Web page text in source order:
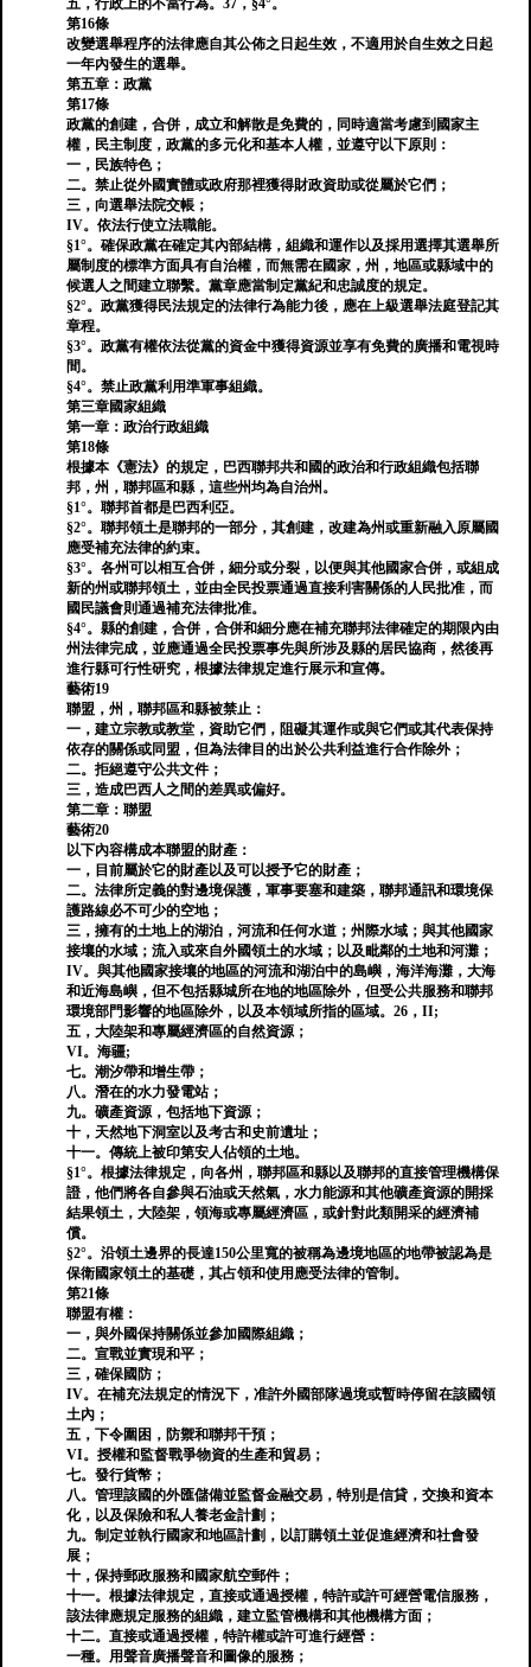
五，行政上的不當行為。37，§4°。
第16條
改變選舉程序的法律應自其公佈之日起生效，不適用於自生效之日起
一年內發生的選舉。
第五章：政黨
第17條
政黨的創建，合併，成立和解散是免費的，同時適當考慮到國家主
權，民主制度，政黨的多元化和基本人權，並遵守以下原則：
一，民族特色；
二。禁止從外國實體或政府那裡獲得財政資助或從屬於它們；
三，向選舉法院交帳；
IV。依法行使立法職能。
§1°。確保政黨在確定其內部結構，組織和運作以及採用選擇其選舉所
屬制度的標準方面具有自治權，而無需在國家，州，地區或縣域中的
候選人之間建立聯繫。黨章應當制定黨紀和忠誠度的規定。
§2°。政黨獲得民法規定的法律行為能力後，應在上級選舉法庭登記其
章程。
§3°。政黨有權依法從黨的資金中獲得資源並享有免費的廣播和電視時
間。
§4°。禁止政黨利用準軍事組織。
第三章國家組織
第一章：政治行政組織
第18條
根據本《憲法》的規定，巴西聯邦共和國的政治和行政組織包括聯
邦，州，聯邦區和縣，這些州均為自治州。
§1°。聯邦首都是巴西利亞。
§2°。聯邦領土是聯邦的一部分，其創建，改建為州或重新融入原屬國
應受補充法律的約束。
§3°。各州可以相互合併，細分或分裂，以便與其他國家合併，或組成
新的州或聯邦領土，並由全民投票通過直接利害關係的人民批准，而
國民議會則通過補充法律批准。
§4°。縣的創建，合併，合併和細分應在補充聯邦法律確定的期限內由
州法律完成，並應通過全民投票事先與所涉及縣的居民協商，然後再
進行縣可行性研究，根據法律規定進行展示和宣傳。
藝術19
聯盟，州，聯邦區和縣被禁止：
一，建立宗教或教堂，資助它們，阻礙其運作或與它們或其代表保持
依存的關係或同盟，但為法律目的出於公共利益進行合作除外；
二。拒絕遵守公共文件；
三，造成巴西人之間的差異或偏好。
第二章：聯盟
藝術20
以下內容構成本聯盟的財產：
一，目前屬於它的財產以及可以授予它的財產；
二。法律所定義的對邊境保護，軍事要塞和建築，聯邦通訊和環境保
護路線必不可少的空地；
三，擁有的土地上的湖泊，河流和任何水道；州際水域；與其他國家
接壤的水域；流入或來自外國領土的水域；以及毗鄰的土地和河灘；
IV。與其他國家接壤的地區的河流和湖泊中的島嶼，海洋海灘，大海
和近海島嶼，但不包括縣城所在地的地區除外，但受公共服務和聯邦
環境部門影響的地區除外，以及本領域所指的區域。26，II;
五，大陸架和專屬經濟區的自然資源；
VI。海疆;
七。潮汐帶和增生帶；
八。潛在的水力發電站；
九。礦產資源，包括地下資源；
十，天然地下洞室以及考古和史前遺址；
十一。傳統上被印第安人佔領的土地。
§1°。根據法律規定，向各州，聯邦區和縣以及聯邦的直接管理機構保
證，他們將各自參與石油或天然氣，水力能源和其他礦產資源的開採
結果領土，大陸架，領海或專屬經濟區，或針對此類開采的經濟補
償。
§2°。沿領土邊界的長達150公里寬的被稱為邊境地區的地帶被認為是
保衛國家領土的基礎，其占領和使用應受法律的管制。
第21條
聯盟有權：
一，與外國保持關係並參加國際組織；
二。宣戰並實現和平；
三，確保國防；
IV。在補充法規定的情況下，准許外國部隊過境或暫時停留在該國領
土內；
五，下令圍困，防禦和聯邦干預；
VI。授權和監督戰爭物資的生產和貿易；
七。發行貨幣；
八。管理該國的外匯儲備並監督金融交易，特別是信貸，交換和資本
化，以及保險和私人養老金計劃；
九。制定並執行國家和地區計劃，以訂購領土並促進經濟和社會發
展；
十，保持郵政服務和國家航空郵件；
十一。根據法律規定，直接或通過授權，特許或許可經營電信服務，
該法律應規定服務的組織，建立監管機構和其他機構方面；
十二。直接或通過授權，特許權或許可進行經營：
一種。用聲音廣播聲音和圖像的服務；